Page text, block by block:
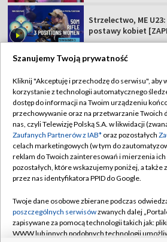
Strzelectwo, ME
postawy kobiet
TVP
Abonament
Sklep TVP
Biuro
Oferta
Emisja w TVP
Rada
Regulamin
Polityka
Moje zgody
Biuro reklamy
Kanały
Szanujemy Twoją prywatność
Kliknij "Akceptuję i przechodzę do serwisu", aby
korzystanie z technologii automatycznego
dostęp do informacji na Twoim urządzeniu
przechowywanie oraz na przetwarzanie Twoich
nas, czyli Telewizję Polską S.A. w likwidacji
Zaufanych Partnerów z IAB* oraz pozostałych
celach marketingowych (w tym do
reklam do Twoich zainteresowań i mierzenia
pozostałych, które wskazujemy poniżej, a także
przez nas identyfikatora PPID do Google.
Twoje dane osobowe zbierane podczas
poszczególnych serwisówzwanych dalej
zapisywane za pomocą technologii takich jak:
WWW lub innych podobnych technologii